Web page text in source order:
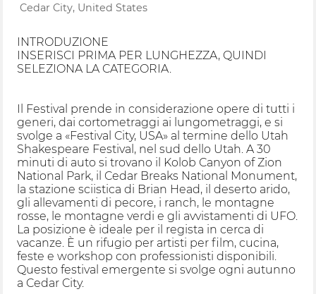
Cedar City, United States
INTRODUZIONE
INSERISCI PRIMA PER LUNGHEZZA, QUINDI
SELEZIONA LA CATEGORIA.
Il Festival prende in considerazione opere di tutti i
generi, dai cortometraggi ai lungometraggi, e si
svolge a «Festival City, USA» al termine dello Utah
Shakespeare Festival, nel sud dello Utah. A 30
minuti di auto si trovano il Kolob Canyon of Zion
National Park, il Cedar Breaks National Monument,
la stazione sciistica di Brian Head, il deserto arido,
gli allevamenti di pecore, i ranch, le montagne
rosse, le montagne verdi e gli avvistamenti di UFO.
La posizione è ideale per il regista in cerca di
vacanze. È un rifugio per artisti per film, cucina,
feste e workshop con professionisti disponibili.
Questo festival emergente si svolge ogni autunno
a Cedar City.